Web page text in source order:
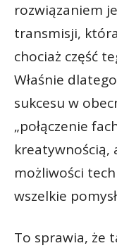
rozwiązaniem
transmisji,
chociaż część
Właśnie
sukcesu w
„połączenie
kreatywnością,
możliwości
wszelkie
To sprawia, że